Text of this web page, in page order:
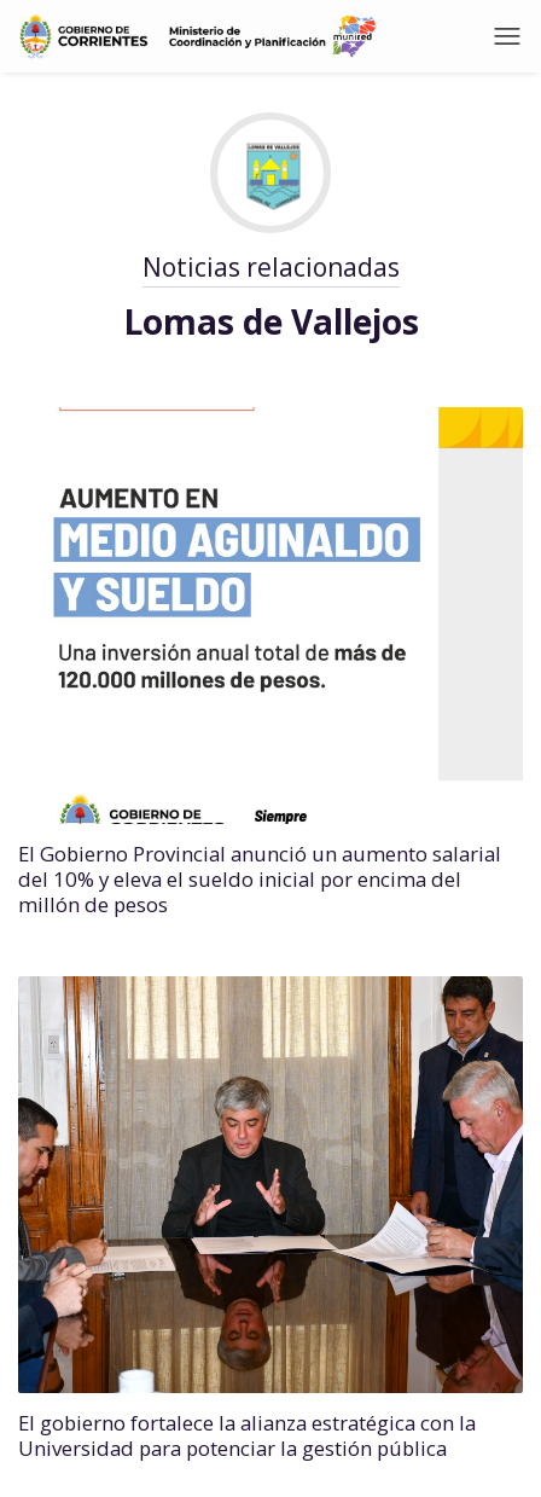
Noticias relacionadas
Lomas de Vallejos
El Gobierno Provincial anunció un aumento salarial
del 10% y eleva el sueldo inicial por encima del
millón de pesos
El gobierno fortalece la alianza estratégica con la
Universidad para potenciar la gestión pública